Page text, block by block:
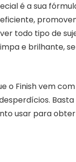
é a sua
todo tipo de
e brilhante,
o Finish vem
usar para